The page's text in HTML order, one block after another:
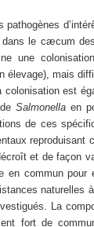
le cæcum des
une
mais
est
deSalmonella en
de ces
reproduisant
et de façon
commun pour
naturelles
La
fort de